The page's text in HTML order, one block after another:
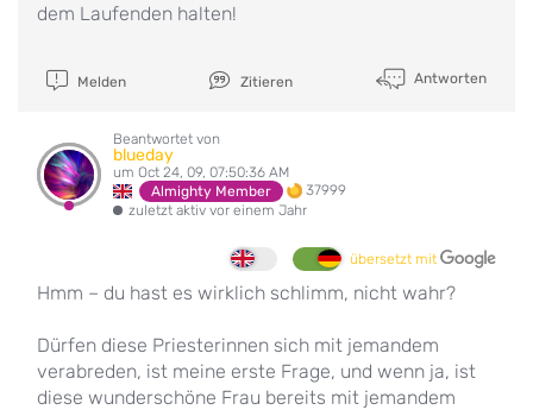
dem Laufenden halten!
Melden Zitieren Antworten
Beantwortet von
blueday
um Oct 24, 09, 07:50:36 AM
Almighty Member
37999
zuletzt aktiv vor einem Jahr
übersetzt mit
Hmm – du hast es wirklich schlimm, nicht wahr?
Dürfen diese Priesterinnen sich mit jemandem
verabreden, ist meine erste Frage, und wenn ja, ist
diese wunderschöne Frau bereits mit jemandem